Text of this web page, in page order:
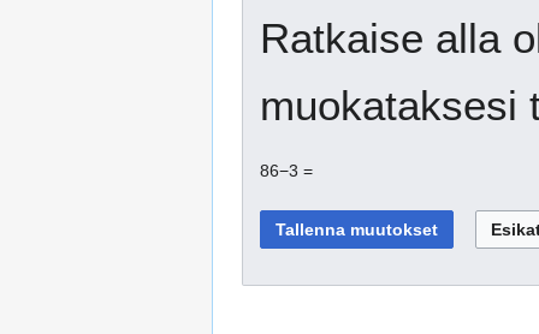
Ratkaise alla
muokataksesi
86−3 =